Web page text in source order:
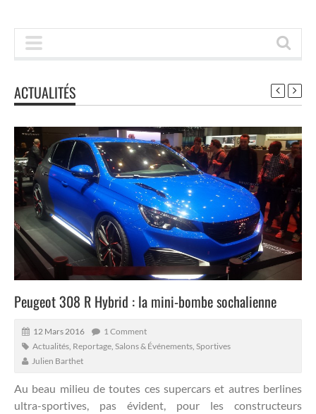
ACTUALITÉS
Peugeot 308 R Hybrid : la mini-bombe sochalienne
12 Mars 2016
1 Comment
Actualités Reportage Salons & Événements Sportives
Julien Barthet
Au beau milieu de toutes ces supercars et autres berlines
ultra-sportives, pas évident, pour les constructeurs